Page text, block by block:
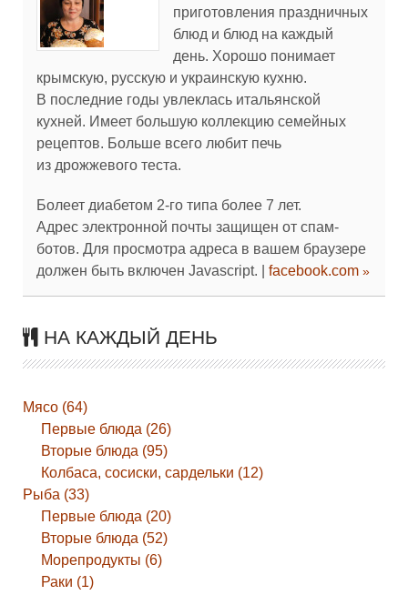
приготовления праздничных
блюд и блюд на каждый
день. Хорошо понимает
крымскую, русскую и украинскую кухню.
В последние годы увлеклась итальянской
кухней. Имеет большую коллекцию семейных
рецептов. Больше всего любит печь
из дрожжевого теста.
Болеет диабетом 2-го типа более 7 лет.
Адрес электронной почты защищен от спам-
ботов. Для просмотра адреса в вашем браузере
должен быть включен Javascript.
facebook.com
НА КАЖДЫЙ ДЕНЬ
Мясо (64)
Первые блюда (26)
Вторые блюда (95)
Колбаса, сосиски, сардельки (12)
Рыба (33)
Первые блюда (20)
Вторые блюда (52)
Морепродукты (6)
Раки (1)